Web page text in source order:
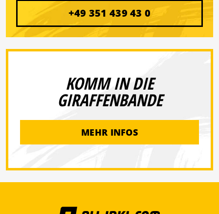
+49 351 439 43 0
KOMM IN DIE
GIRAFFENBANDE
MEHR INFOS